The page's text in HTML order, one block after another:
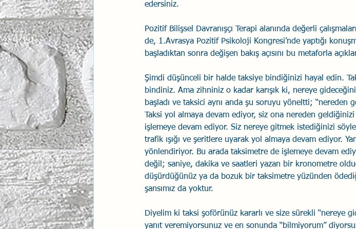
edersiniz.
Pozitif Bilişsel Davranışçı Terapi alanında değerli
de, 1.Avrasya Pozitif Psikoloji Kongresi’nde yaptığı
başladıktan sonra değişen bakış açısını bu metaforla
Şimdi düşünceli bir halde taksiye bindiğinizi hayal edin.
bindiniz. Ama zihniniz o kadar karışık ki, nereye
başladı ve taksici aynı anda şu soruyu yöneltti; “nereden
Taksi yol almaya devam ediyor, siz ona nereden
işlemeye devam ediyor. Siz nereye gitmek istediğinizi
trafik ışığı ve şeritlere uyarak yol almaya devam ediyor.
yönlendiriyor. Bu arada taksimetre de işlemeye devam
değil; saniye, dakika ve saatleri yazan bir kronometre
düşürdüğünüz ya da bozuk bir taksimetre yüzünden
şansımız da yoktur.
Diyelim ki taksi şoförünüz kararlı ve size sürekli “nereye
yanıt veremiyorsunuz ve en sonunda “bilmiyorum”